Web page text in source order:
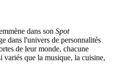
dans son Spot
dans l'univers de personnalités
de leur monde, chacune
variés que la musique, la cuisine,